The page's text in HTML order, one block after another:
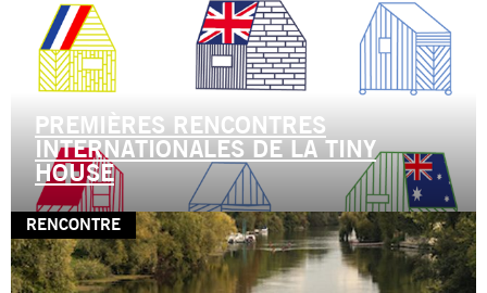
PREMIÈRES RENCONTRES
INTERNATIONALES DE LA TINY
HOUSE
RENCONTRE